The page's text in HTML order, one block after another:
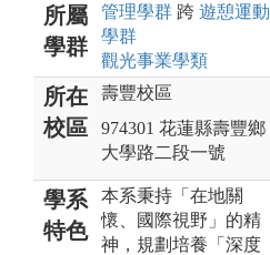
所屬
學群
管理學群 跨 遊憩運動
學群
觀光事業學類
所在
校區
壽豐校區
974301 花蓮縣壽豐鄉
大學路二段一號
學系
特色
本系秉持「在地關
懷、國際視野」的精
神，規劃培養「深度